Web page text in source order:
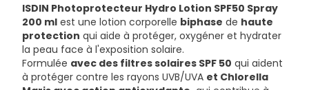
ISDIN Photoprotecteur Hydro Lotion SPF50 Spray
200 ml est une lotion corporelle biphase de haute
protection qui aide à protéger, oxygéner et hydrater
la peau face à l'exposition solaire.
Formulée avec des filtres solaires SPF 50 qui aident
à protéger contre les rayons UVB/UVA et Chlorella